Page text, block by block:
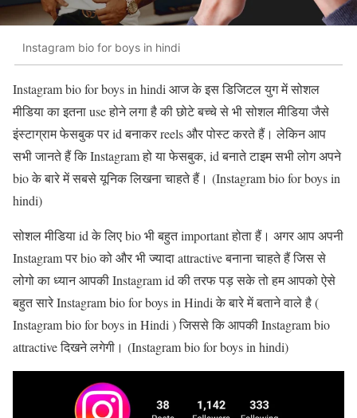
Instagram bio for boys in hindi
Instagram bio for boys in hindi आज के इस डिजिटल युग में सोशल
मीडिया का इतना use होने लगा है की छोटे बच्चे से भी सोशल मीडिया जैसे
इंस्टाग्राम फेसबुक पर id बनाकर reels और पोस्ट करते हैं। लेकिन आप
सभी जानते हैं कि Instagram हो या फेसबुक, id बनाते टाइम सभी लोग अपने
bio के बारे में सबसे यूनिक लिखना चाहते हैं। (Instagram bio for boys in
hindi)
सोशल मीडिया id के लिए bio भी बहुत important होता हैं। अगर आप अपनी
Instagram पर bio को और भी ज्यादा attractive बनाना चाहते हैं जिस से
लोगो का ध्यान आपकी Instagram id की तरफ पड़ सके तो हम आपको ऐसे
बहुत सारे Instagram bio for boys in Hindi के बारे में बताने वाले है (
Instagram bio for boys in Hindi ) जिससे कि आपकी Instagram bio
attractive दिखने लगेगी। (Instagram bio for boys in hindi)